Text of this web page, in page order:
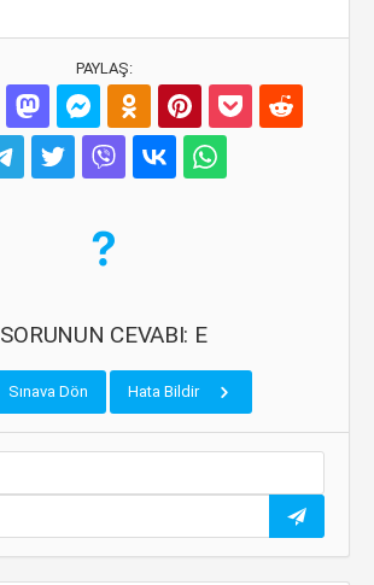
PAYLAŞ:
SORUNUN CEVABI: E
Sınava Dön Hata Bildir